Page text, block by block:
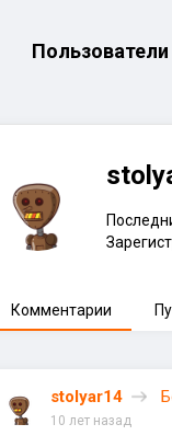
Пользователи
Комментарии
stolyar14
10 лет назад